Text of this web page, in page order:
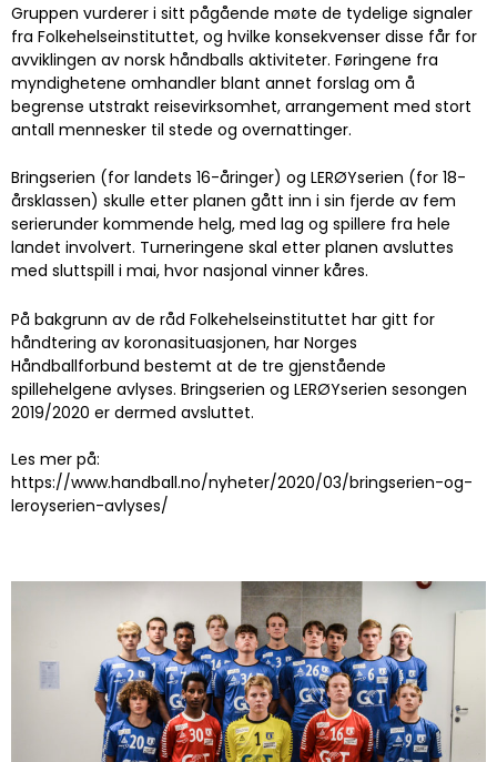
Gruppen vurderer i sitt pågående møte de tydelige signaler
fra Folkehelseinstituttet, og hvilke konsekvenser disse får for
avviklingen av norsk håndballs aktiviteter. Føringene fra
myndighetene omhandler blant annet forslag om å
begrense utstrakt reisevirksomhet, arrangement med stort
antall mennesker til stede og overnattinger.
Bringserien (for landets 16-åringer) og LERØYserien (for 18-
årsklassen) skulle etter planen gått inn i sin fjerde av fem
serierunder kommende helg, med lag og spillere fra hele
landet involvert. Turneringene skal etter planen avsluttes
med sluttspill i mai, hvor nasjonal vinner kåres.
På bakgrunn av de råd Folkehelseinstituttet har gitt for
håndtering av koronasituasjonen, har Norges
Håndballforbund bestemt at de tre gjenstående
spillehelgene avlyses. Bringserien og LERØYserien sesongen
2019/2020 er dermed avsluttet.
Les mer på:
https://www.handball.no/nyheter/2020/03/bringserien-og-
leroyserien-avlyses/